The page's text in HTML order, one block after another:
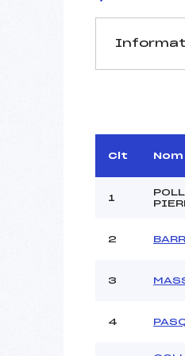
Arbitre :
Assistant :
MANCHE 1
Heure de
Ouvreurs A :
Clt
1
2
3
4